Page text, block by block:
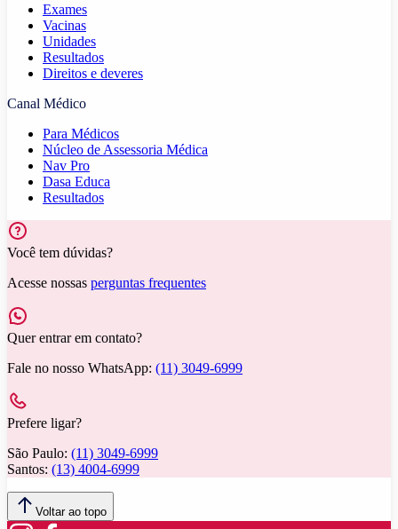
Exames
Vacinas
Unidades
Resultados
Direitos e deveres
Canal Médico
Para Médicos
Núcleo de Assessoria Médica
Nav Pro
Dasa Educa
Resultados
Você tem dúvidas?
Acesse nossas perguntas frequentes
Quer entrar em contato?
Fale no nosso WhatsApp: (11) 3049-6999
Prefere ligar?
São Paulo: (11) 3049-6999
Santos: (13) 4004-6999
Voltar ao topo